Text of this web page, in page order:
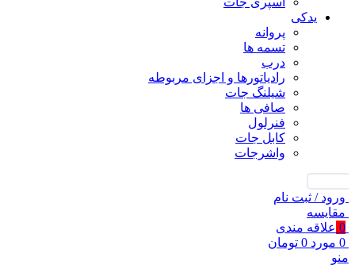
یدکی
پروانه
تسمه ها
درب
رادیاتورها و اجزای مربوطه
شیلنگ جات
صافی ها
فنرلول
کابل جات
واشرجات
ورود / ثبت نام
مقايسه
0 علاقه مندی
0 مورد 0 تومان
منو